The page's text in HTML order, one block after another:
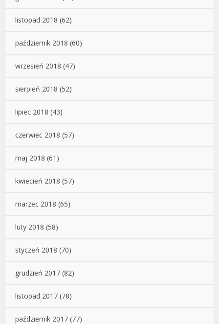
listopad 2018 (62)
październik 2018 (60)
wrzesień 2018 (47)
sierpień 2018 (52)
lipiec 2018 (43)
czerwiec 2018 (57)
maj 2018 (61)
kwiecień 2018 (57)
marzec 2018 (65)
luty 2018 (58)
styczeń 2018 (70)
grudzień 2017 (82)
listopad 2017 (78)
październik 2017 (77)